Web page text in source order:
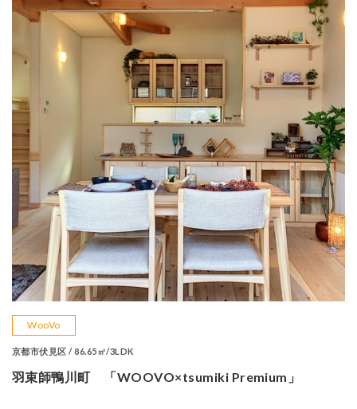
WooVo
京都市伏見区 / 86.65㎡/3LDK
羽束師鴨川町 「WOOVO×tsumiki Premium」